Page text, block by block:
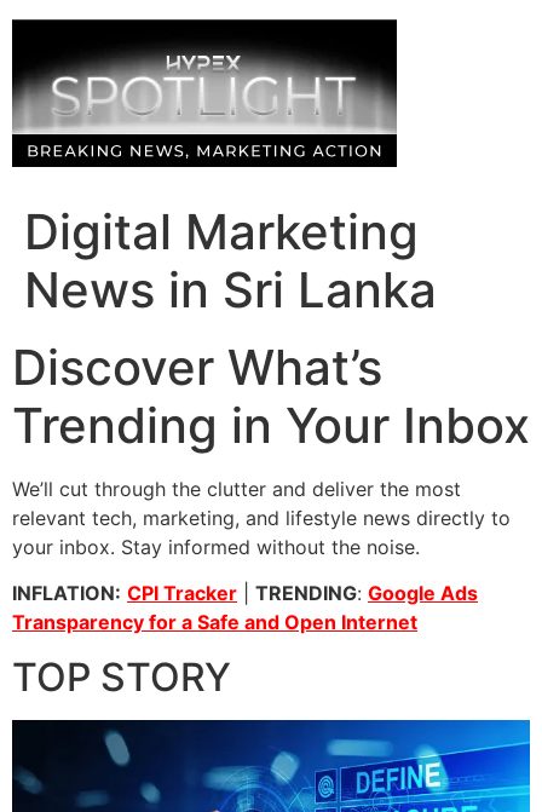
Skip
content
Digital Marketing
News in Sri Lanka
Discover What’s
Trending in Your Inbox
We’ll cut through the clutter and deliver the most
relevant tech, marketing, and lifestyle news directly to
your inbox. Stay informed without the noise.
INFLATION: CPI Tracker TRENDING: Google Ads
Transparency for a Safe and Open Internet
TOP STORY